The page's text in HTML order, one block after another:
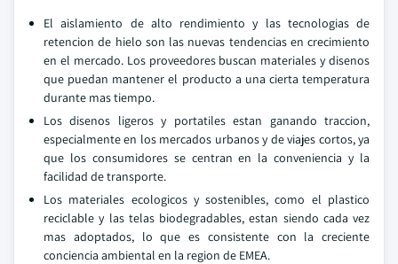
El aislamiento de alto rendimiento y las tecnologias de
retencion de hielo son las nuevas tendencias en crecimiento
en el mercado. Los proveedores buscan materiales y disenos
que puedan mantener el producto a una cierta temperatura
durante mas tiempo.
Los disenos ligeros y portatiles estan ganando traccion,
especialmente en los mercados urbanos y de viajes cortos, ya
que los consumidores se centran en la conveniencia y la
facilidad de transporte.
Los materiales ecologicos y sostenibles, como el plastico
reciclable y las telas biodegradables, estan siendo cada vez
mas adoptados, lo que es consistente con la creciente
conciencia ambiental en la region de EMEA.